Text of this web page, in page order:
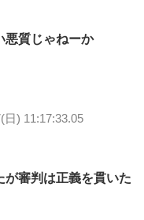
悪質じゃねーか
日) 11:17:33.05
審判は正義を貫いた